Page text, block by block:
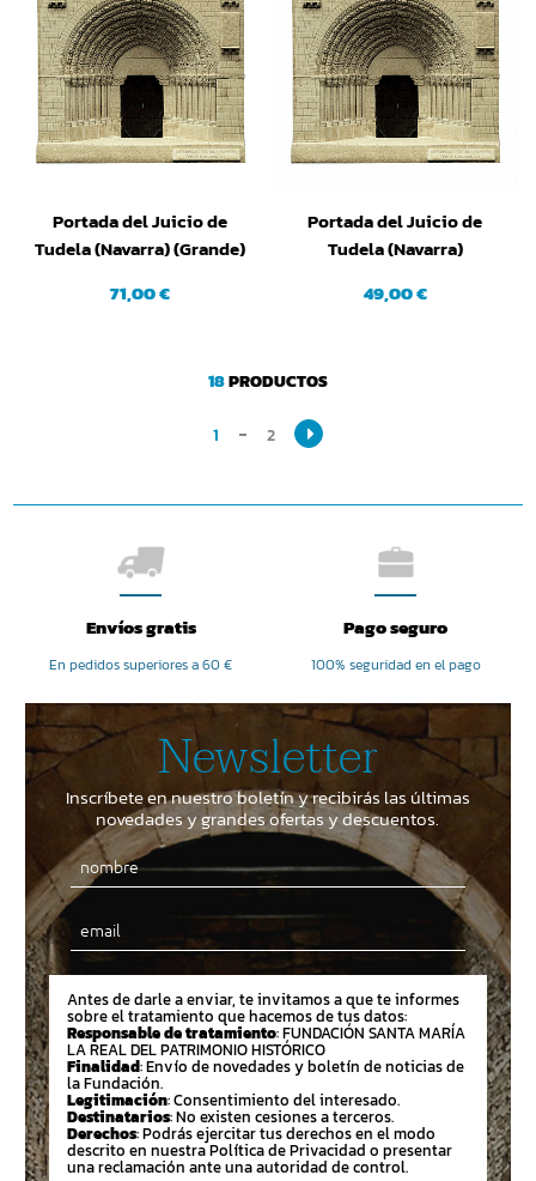
Portada del Juicio de
Tudela (Navarra) (Grande)
71,00 €
Portada del Juicio de
Tudela (Navarra)
49,00 €
18PRODUCTOS
1 2
Envíos gratis
En pedidos superiores a 60 €
Pago seguro
100% seguridad en el pago
Newsletter
Inscríbete en nuestro boletín y recibirás las últimas
novedades y grandes ofertas y descuentos.
Email
Antes de darle a enviar, te invitamos a que te informes
sobre el tratamiento que hacemos de tus datos:
Responsable de tratamiento: FUNDACIÓN SANTA MARÍA
LA REAL DEL PATRIMONIO HISTÓRICO
Finalidad: Envío de novedades y boletín de noticias de
la Fundación.
Legitimación: Consentimiento del interesado.
Destinatarios: No existen cesiones a terceros.
Derechos: Podrás ejercitar tus derechos en el modo
descrito en nuestra Política de Privacidad o presentar
una reclamación ante una autoridad de control.